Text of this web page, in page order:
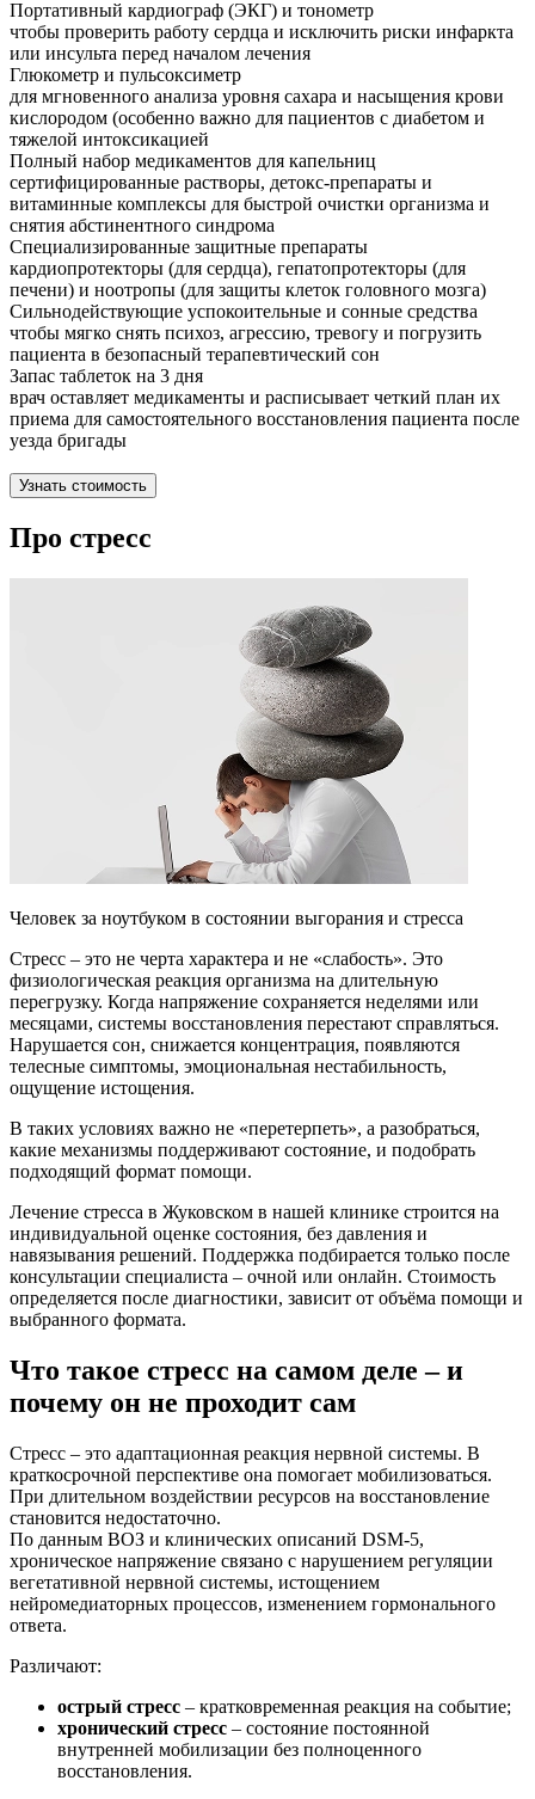
Портативный кардиограф (ЭКГ) и тонометр
чтобы проверить работу сердца и исключить риски инфаркта
или инсульта перед началом лечения
Глюкометр и пульсоксиметр
для мгновенного анализа уровня сахара и насыщения крови
кислородом (особенно важно для пациентов с диабетом и
тяжелой интоксикацией
Полный набор медикаментов для капельниц
сертифицированные растворы, детокс-препараты и
витаминные комплексы для быстрой очистки организма и
снятия абстинентного синдрома
Специализированные защитные препараты
кардиопротекторы (для сердца), гепатопротекторы (для
печени) и ноотропы (для защиты клеток головного мозга)
Сильнодействующие успокоительные и сонные средства
чтобы мягко снять психоз, агрессию, тревогу и погрузить
пациента в безопасный терапевтический сон
Запас таблеток на 3 дня
врач оставляет медикаменты и расписывает четкий план их
приема для самостоятельного восстановления пациента после
уезда бригады
Узнать стоимость
Про стресс
Человек за ноутбуком в состоянии выгорания и стресса
Стресс – это не черта характера и не «слабость». Это
физиологическая реакция организма на длительную
перегрузку. Когда напряжение сохраняется неделями или
месяцами, системы восстановления перестают справляться.
Нарушается сон, снижается концентрация, появляются
телесные симптомы, эмоциональная нестабильность,
ощущение истощения.
В таких условиях важно не «перетерпеть», а разобраться,
какие механизмы поддерживают состояние, и подобрать
подходящий формат помощи.
Лечение стресса в Жуковском в нашей клинике строится на
индивидуальной оценке состояния, без давления и
навязывания решений. Поддержка подбирается только после
консультации специалиста – очной или онлайн. Стоимость
определяется после диагностики, зависит от объёма помощи и
выбранного формата.
Что такое стресс на самом деле – и
почему он не проходит сам
Стресс – это адаптационная реакция нервной системы. В
краткосрочной перспективе она помогает мобилизоваться.
При длительном воздействии ресурсов на восстановление
становится недостаточно.
По данным ВОЗ и клинических описаний DSM-5,
хроническое напряжение связано с нарушением регуляции
вегетативной нервной системы, истощением
нейромедиаторных процессов, изменением гормонального
ответа.
Различают:
острый стресс – кратковременная реакция на событие;
хронический стресс – состояние постоянной
внутренней мобилизации без полноценного
восстановления.